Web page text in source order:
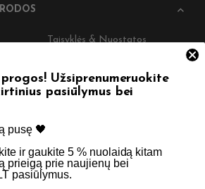
Taisyklės & Nuostatos
Apie Mus
NIKOTINO VARTOTOJAMS.
ŠIŲ PRODUKTŲ, JEI NEVARTOJATE
Užsiprenumeruokite
pasiūlymus bei
pusę 🖤
ir gaukite 5 % nuolaidą kitam
prieigą prie naujienų bei
pasiūlymus.